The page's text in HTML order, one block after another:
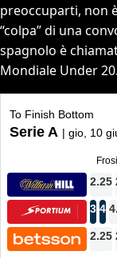
preoccuparti, non
“colpa” di una
spagnolo è
Mondiale Under 20.